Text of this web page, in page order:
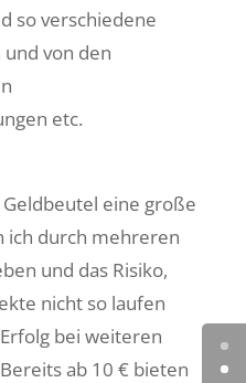
so verschiedene
von den
etc.
eine große
ich durch mehreren
und das Risiko,
nicht so laufen
bei weiteren
ab 10 € bieten